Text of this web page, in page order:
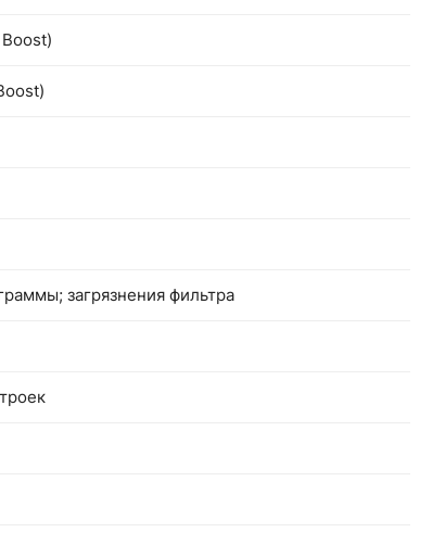
загрязнения фильтра